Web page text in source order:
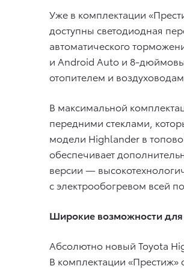
Уже в комплектации
доступны светодиодная
автоматического
и Android Auto и 8-
отопителем и
В максимальной
передними стеклами,
модели Highlander в
обеспечивает
версии —
с электрообогревом всей
Широкие возможности
Абсолютно новый Toyota
В комплектации